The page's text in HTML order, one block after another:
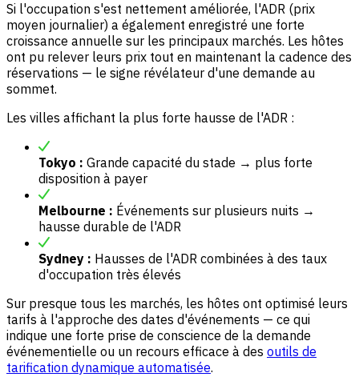
Si l'occupation s'est nettement améliorée, l'ADR (prix
moyen journalier) a également enregistré une forte
croissance annuelle sur les principaux marchés. Les hôtes
ont pu relever leurs prix tout en maintenant la cadence des
réservations — le signe révélateur d'une demande au
sommet.
Les villes affichant la plus forte hausse de l'ADR :
Tokyo : Grande capacité du stade → plus forte
disposition à payer
Melbourne : Événements sur plusieurs nuits →
hausse durable de l'ADR
Sydney : Hausses de l'ADR combinées à des taux
d'occupation très élevés
Sur presque tous les marchés, les hôtes ont optimisé leurs
tarifs à l'approche des dates d'événements — ce qui
indique une forte prise de conscience de la demande
événementielle ou un recours efficace à des outils de
tarification dynamique automatisée.